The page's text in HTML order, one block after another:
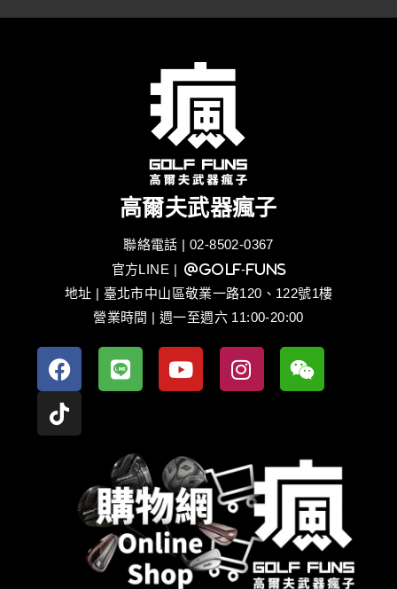
高爾夫武器瘋子
聯絡電話 | 02-8502-0367
官方LINE | @golf-funs
地址 | 臺北市中山區敬業一路120、122號1樓
營業時間 | 週一至週六 11:00-20:00